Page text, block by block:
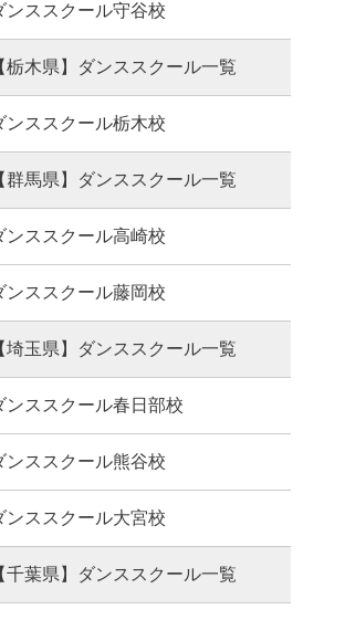
ンススクール守谷校
栃木県】ダンススクール一覧
ンススクール栃木校
群馬県】ダンススクール一覧
ンススクール高崎校
ンススクール藤岡校
埼玉県】ダンススクール一覧
ンススクール春日部校
ンススクール熊谷校
ンススクール大宮校
千葉県】ダンススクール一覧